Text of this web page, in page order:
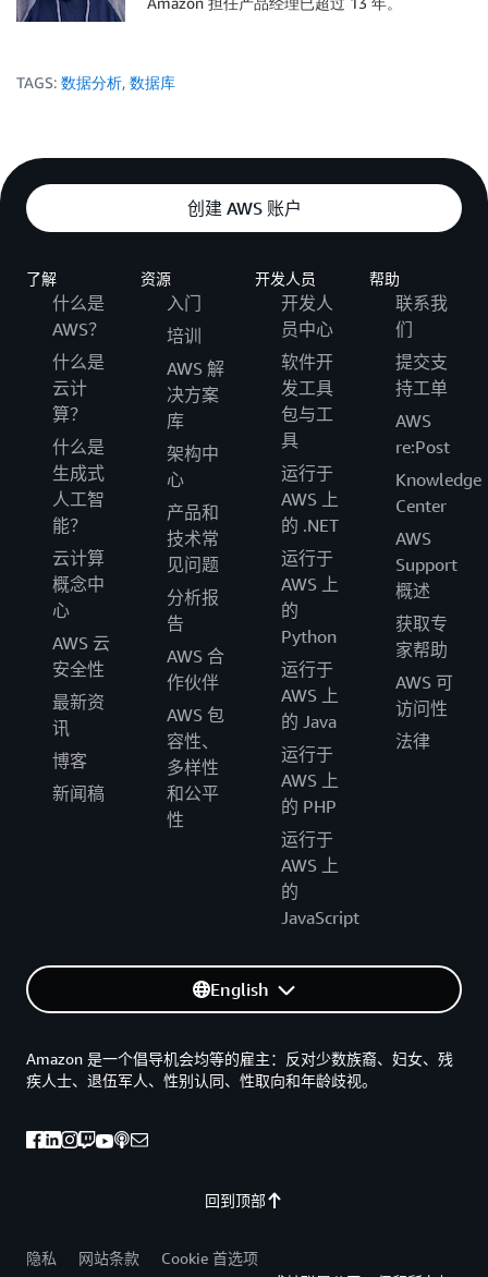
TAGS: 数据分析, 数据库
创建 AWS 账户
了解
什么是
AWS？
什么是
云计
算？
什么是
生成式
人工智
能？
云计算
概念中
心
AWS 云
安全性
最新资
讯
博客
新闻稿
资源
入门
培训
AWS 解
决方案
库
架构中
心
产品和
技术常
见问题
分析报
告
AWS 合
作伙伴
AWS 包
容性、
多样性
和公平
性
开发人员
开发人
员中心
软件开
发工具
包与工
具
运行于
AWS 上
的 .NET
运行于
AWS 上
的
Python
运行于
AWS 上
的 Java
运行于
AWS 上
的 PHP
运行于
AWS 上
的
JavaScript
帮助
联系我
们
提交支
持工单
AWS
re:Post
Knowledge
Center
AWS
Support
概述
获取专
家帮助
AWS 可
访问性
法律
English
回到顶部
Amazon 是一个倡导机会均等的雇主：反对少数族裔、妇女、残
疾人士、退伍军人、性别认同、性取向和年龄歧视。
隐私 网站条款
Cookie 首选项